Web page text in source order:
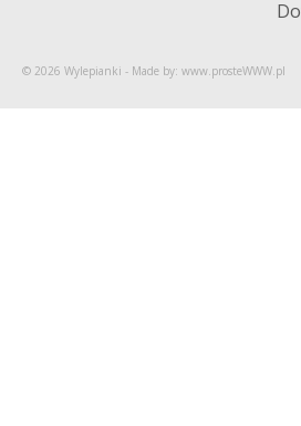
© 2026 Wylepianki - Made by: www.prosteWWW.pl